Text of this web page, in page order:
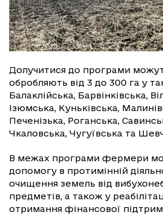
Долучитися до програми
обробляють від 3 до 300 га у
Балаклійська, Барвінківська,
Ізюмська, Куньківська,
Печенізька, Роганська,
Чкаловська, Чугуївська та
В межах програми фермери
допомогу в протимінній
очищення земель від
предметів, а також у
отримання фінансової